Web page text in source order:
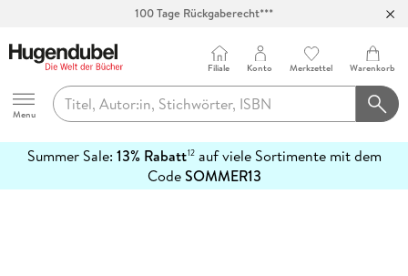
100 Tage Rückgaberecht***
Hugendubel
Menu
Filiale Konto Merkzettel Warenkorb
Summer Sale: 13% Rabatt12auf viele Sortimente mit dem
CodeSOMMER13
erfahren